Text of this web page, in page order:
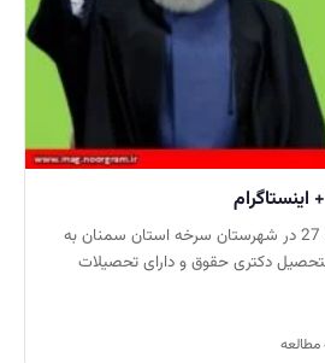
حسن روحانی 21 آبان سال 27 در شهرستان سرخه استان سمنان به
دکتری حقوق و دارای تحصیلات